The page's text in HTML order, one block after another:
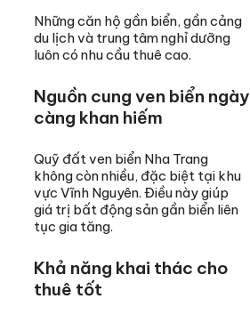
Những căn hộ gần biển, gần cảng
du lịch và trung tâm nghỉ dưỡng
luôn có nhu cầu thuê cao.
Nguồn cung ven biển ngày
càng khan hiếm
Quỹ đất ven biển Nha Trang
không còn nhiều, đặc biệt tại khu
vực Vĩnh Nguyên. Điều này giúp
giá trị bất động sản gần biển liên
tục gia tăng.
Khả năng khai thác cho
thuê tốt